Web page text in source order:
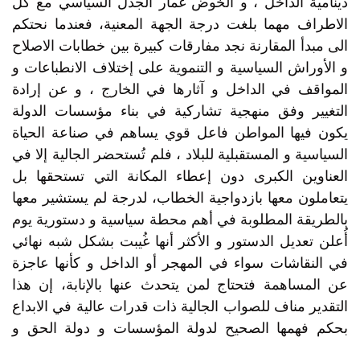
الاطراف مهما بلغت درجة الجهة المعنية، فعندما نحتكم
الى مبدأ المقارنة نجد مفارقات كبيرة بين خطابات الاصلاح
و الأوراش السياسية و التنموية على إختلاف الانطباعات و
المواقف في الداخل و آثارها في الخارج ، و عن إرادة
التغيير وفق منهجية تشاركية في بناء مؤسسات الدولة
يكون فيها المواطن فاعل قوي يساهم في صناعة الحياة
السياسية و المستقبلية للبلاد ، فلم تُستحضر الجالية إلا في
العناوين الكبرى دون إعطاء المكانة التي تستحقها بل
يتعاملون معها بازدواجية الخطاب، لدرجة لم يستشير معها
بالطريقة المطلوبة في أهم محطة سياسية و دستورية يوم
أُعلن تعديل الدستور و الأكثر أنها غُيبت بشكل شبه نهائي
في النقاشات سواء في المهجر أو الداخل و كأنها عاجزة
عن المساهمة فتحتاج لمن يتحدث عنها بالإنابة، إن هذا
التقدير مناف للصواب الجالية ذات قدرات عالية في الابداع
بحكم فهمها الصحيح لدولة المؤسسات و دولة الحق و